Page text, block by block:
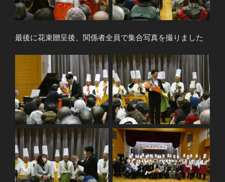
最後に花束贈呈後、関係者全員で集合写真を撮りました